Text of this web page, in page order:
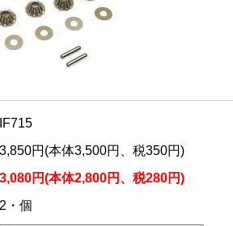
IF715
3,850円(本体3,500円、税350円)
3,080円(本体2,800円、税280円)
2・個